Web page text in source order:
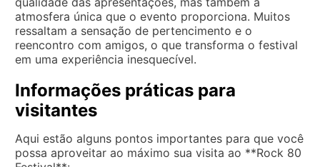
atmosfera única que o evento proporciona. Muitos
ressaltam a sensação de pertencimento e o
reencontro com amigos, o que transforma o festival
em uma experiência inesquecível.
Informações práticas para
visitantes
Aqui estão alguns pontos importantes para que você
possa aproveitar ao máximo sua visita ao **Rock 80